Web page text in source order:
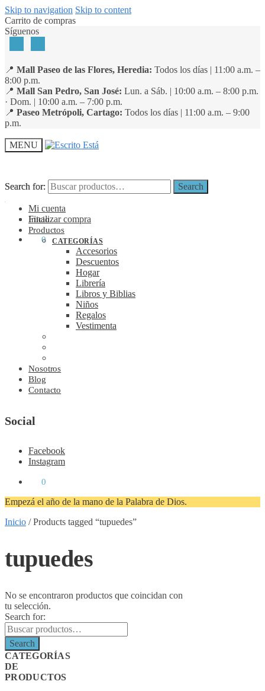
Skip to navigation Skip to content
Carrito de compras
Síguenos
📍 Mall Paseo de las Flores, Heredia: Todos los días | 11:00 a.m. –
8:00 p.m.
📍 Mall San Pedro, San José: Lun. a Sáb. | 10:00 a.m. – 8:00 p.m.
· Dom. | 10:00 a.m. – 7:00 p.m.
📍 Paseo Metrópoli, Cartago: Todos los días | 11:00 a.m. – 9:00
p.m.
MENU
Search for: Search
Mi cuenta
Finalizar compra
0
Search for: Search
Inicio
Productos
CATEGORÍAS
Accesorios
Descuentos
Hogar
Librería
Libros y Biblias
Niños
Regalos
Vestimenta
Nosotros
Blog
Contacto
Social
Facebook
Instagram
0
Empezá el año de la mano de la Palabra de Dios.
Inicio /Products tagged “tupuedes”
tupuedes
No se encontraron productos que coincidan con
tu selección.
Search for:
Search
CATEGORÍAS
DE
PRODUCTOS